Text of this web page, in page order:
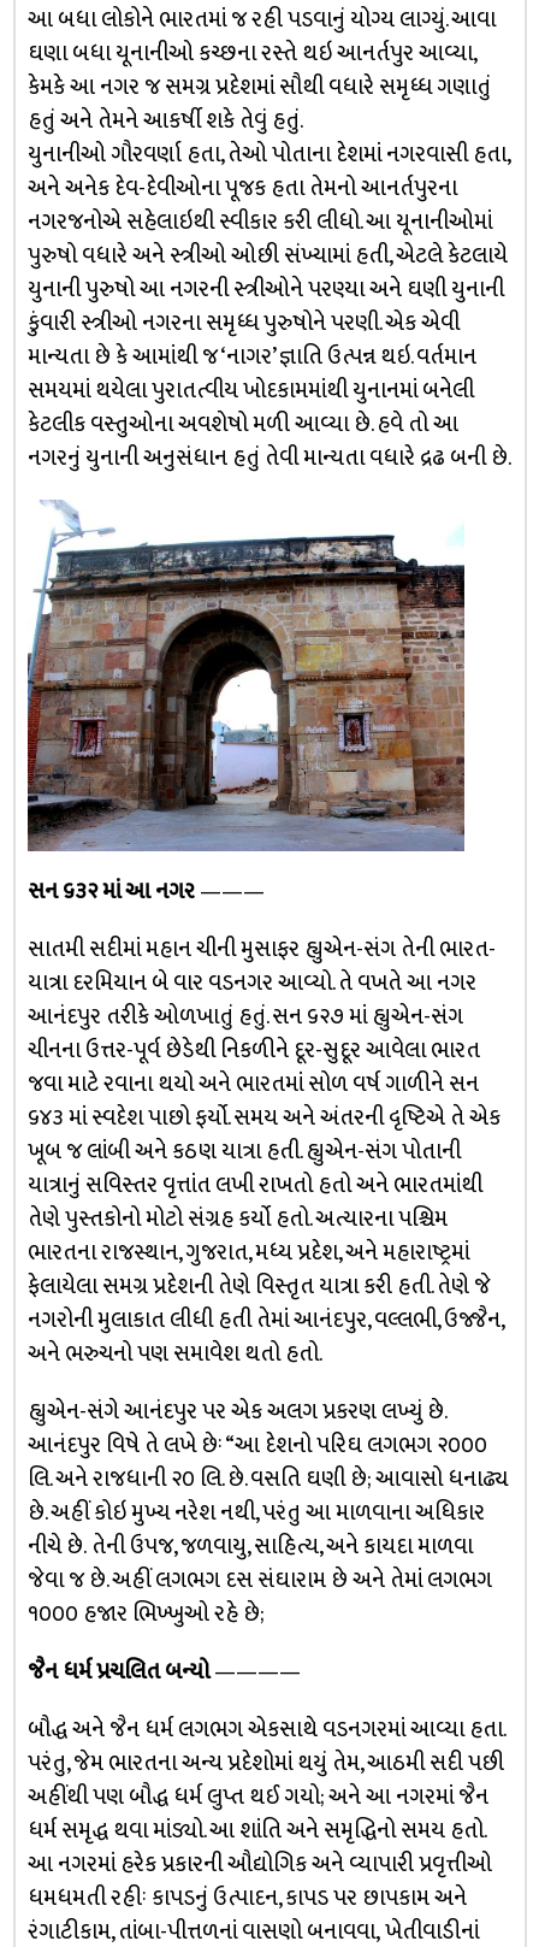
આ બધા લોકોને ભારતમાં જ રહી પડવાનું યોગ્ય લાગ્યું. આવા
ઘણા બધા યૂનાનીઓ કચ્છના રસ્તે થઇ આનર્તપુર આવ્યા,
કેમકે આ નગર જ સમગ્ર પ્રદેશમાં સૌથી વધારે સમૃધ્ધ ગણાતું
હતું અને તેમને આકર્ષી શકે તેવું હતું.
યુનાનીઓ ગૌરવર્ણા હતા, તેઓ પોતાના દેશમાં નગરવાસી હતા,
અને અનેક દેવ-દેવીઓના પૂજક હતા તેમનો આનર્તપુરના
નગરજનોએ સહેલાઇથી સ્વીકાર કરી લીધો. આ યૂનાનીઓમાં
પુરુષો વધારે અને સ્ત્રીઓ ઓછી સંખ્યામાં હતી, એટલે કેટલાયે
યુનાની પુરુષો આ નગરની સ્ત્રીઓને પરણ્યા અને ઘણી યુનાની
કુંવારી સ્ત્રીઓ નગરના સમૃધ્ધ પુરુષોને પરણી. એક એવી
માન્યતા છે કે આમાંથી જ ‘નાગર’ જ્ઞાતિ ઉત્પન્ન થઇ. વર્તમાન
સમયમાં થયેલા પુરાતત્વીય ખોદકામમાંથી યુનાનમાં બનેલી
કેટલીક વસ્તુઓના અવશેષો મળી આવ્યા છે. હવે તો આ
નગરનું યુનાની અનુસંધાન હતું તેવી માન્યતા વધારે દ્રઢ બની છે.
સન ૬૩૨ માં આ નગર———
સાતમી સદીમાં મહાન ચીની મુસાફર હ્યુએન-સંગ તેની ભારત-
યાત્રા દરમિયાન બે વાર વડનગર આવ્યો. તે વખતે આ નગર
આનંદપુર તરીકે ઓળખાતું હતું. સન ૬૨૭ માં હ્યુએન-સંગ
ચીનના ઉત્તર-પૂર્વ છેડેથી નિકળીને દૂર-સુદૂર આવેલા ભારત
જવા માટે રવાના થયો અને ભારતમાં સોળ વર્ષ ગાળીને સન
૬૪૩ માં સ્વદેશ પાછો ફર્યો. સમય અને અંતરની દૃષ્ટિએ તે એક
ખૂબ જ લાંબી અને કઠણ યાત્રા હતી. હ્યુએન-સંગ પોતાની
યાત્રાનું સવિસ્તર વૃત્તાંત લખી રાખતો હતો અને ભારતમાંથી
તેણે પુસ્તકોનો મોટો સંગ્રહ કર્યો હતો. અત્યારના પશ્ચિમ
ભારતના રાજસ્થાન, ગુજરાત, મધ્ય પ્રદેશ, અને મહારાષ્ટ્રમાં
ફેલાયેલા સમગ્ર પ્રદેશની તેણે વિસ્તૃત યાત્રા કરી હતી. તેણે જે
નગરોની મુલાકાત લીધી હતી તેમાં આનંદપુર, વલ્લભી, ઉજ્જૈન,
અને ભરુચનો પણ સમાવેશ થતો હતો.
હ્યુએન-સંગે આનંદપુર પર એક અલગ પ્રકરણ લખ્યું છે.
આનંદપુર વિષે તે લખે છેઃ “આ દેશનો પરિઘ લગભગ ૨૦૦૦
લિ. અને રાજધાની ૨૦ લિ. છે. વસતિ ઘણી છે; આવાસો ધનાઢ્ય
છે. અહીં કોઇ મુખ્ય નરેશ નથી, પરંતુ આ માળવાના અધિકાર
નીચે છે. તેની ઉપજ, જળવાયુ, સાહિત્ય, અને કાયદા માળવા
જેવા જ છે. અહીં લગભગ દસ સંઘારામ છે અને તેમાં લગભગ
૧૦૦૦ હજાર ભિખ્ખુઓ રહે છે;
જૈન ધર્મ પ્રચલિત બન્યો————
બૌદ્ધ અને જૈન ધર્મ લગભગ એકસાથે વડનગરમાં આવ્યા હતા.
પરંતુ, જેમ ભારતના અન્ય પ્રદેશોમાં થયું તેમ, આઠમી સદી પછી
અહીંથી પણ બૌદ્ધ ધર્મ લુપ્ત થઈ ગયો; અને આ નગરમાં જૈન
ધર્મ સમૃદ્ધ થવા માંડ્યો. આ શાંતિ અને સમૃદ્ધિનો સમય હતો.
આ નગરમાં હરેક પ્રકારની ઔદ્યોગિક અને વ્યાપારી પ્રવૃત્તીઓ
ધમધમતી રહીઃ કાપડનું ઉત્પાદન, કાપડ પર છાપકામ અને
રંગાટીકામ, તાંબા-પીત્તળનાં વાસણો બનાવવા, ખેતીવાડીનાં